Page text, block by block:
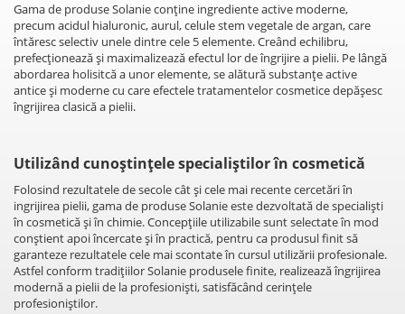
Gama de produse Solanie conţine ingrediente active moderne,
precum acidul hialuronic, aurul, celule stem vegetale de argan, care
întăresc selectiv unele dintre cele 5 elemente. Creând echilibru,
prefecţionează şi maximalizează efectul lor de îngrijire a pielii. Pe lângă
abordarea holisitcă a unor elemente, se alătură substanţe active
antice şi moderne cu care efectele tratamentelor cosmetice depăşesc
îngrijirea clasică a pielii.
Utilizând cunoştinţele specialiştilor în cosmetică
Folosind rezultatele de secole cât şi cele mai recente cercetări în
ingrijirea pielii, gama de produse Solanie este dezvoltată de specialişti
în cosmetică şi în chimie. Concepţiile utilizabile sunt selectate în mod
conştient apoi încercate şi în practică, pentru ca produsul finit să
garanteze rezultatele cele mai scontate în cursul utilizării profesionale.
Astfel conform tradiţiilor Solanie produsele finite, realizează îngrijirea
modernă a pielii de la profesionişti, satisfăcând cerinţele
profesioniştilor.